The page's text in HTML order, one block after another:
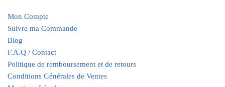
Mon Compte
Suivre ma Commande
Blog
F.A.Q / Contact
Politique de remboursement et de retours
Conditions Générales de Ventes